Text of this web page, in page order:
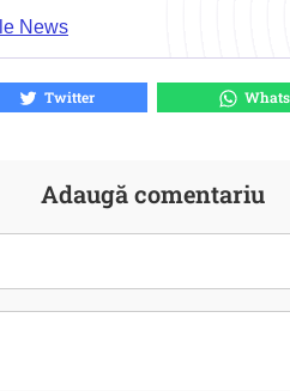
News
Twitter
Adaugă comentariu